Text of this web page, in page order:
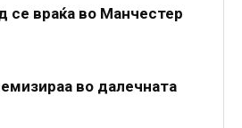
се враќа во Манчестер
во далечната